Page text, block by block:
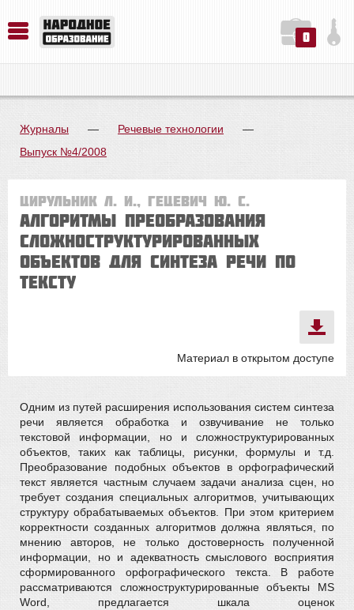
0
Журналы — Речевые технологии
—
Выпуск №4/2008
Цирульник Л. И., Гецевич Ю. С.
Алгоритмы преобразования
сложноструктурированных
объектов для синтеза речи по
тексту
Материал в открытом доступе
Одним из путей расширения использования систем синтеза
речи является обработка и озвучивание не только
текстовой информации, но и сложноструктурированных
объектов, таких как таблицы, рисунки, формулы и т.д.
Преобразование подобных объектов в орфографический
текст является частным случаем задачи анализа сцен, но
требует создания специальных алгоритмов, учитывающих
структуру обрабатываемых объектов. При этом критерием
корректности созданных алгоритмов должна являться, по
мнению авторов, не только достоверность полученной
информации, но и адекватность смыслового восприятия
сформированного орфографического текста. В работе
рассматриваются сложноструктурированные объекты MS
Word, предлагается шкала оценок